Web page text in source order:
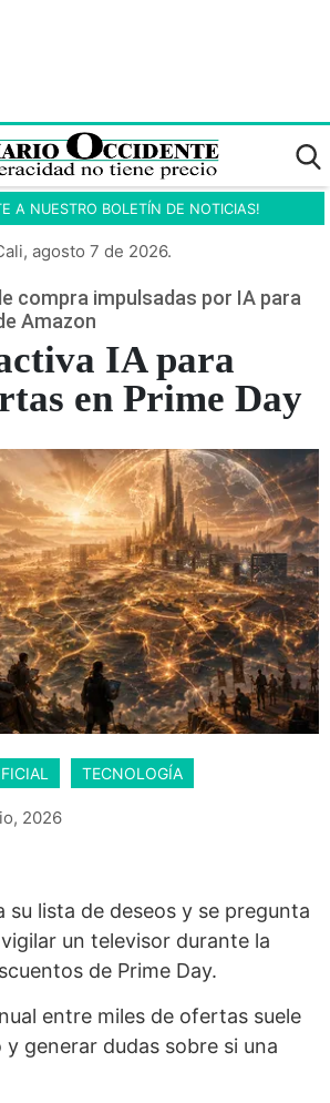
A NUESTRO BOLETÍN DE NOTICIAS!
agosto 7 de 2026.
compra impulsadas por IA para
Amazon
IA para
en Prime Day
TECNOLOGÍA
2026
su lista de deseos y se pregunta
un televisor durante la
de Prime Day.
entre miles de ofertas suele
generar dudas sobre si una